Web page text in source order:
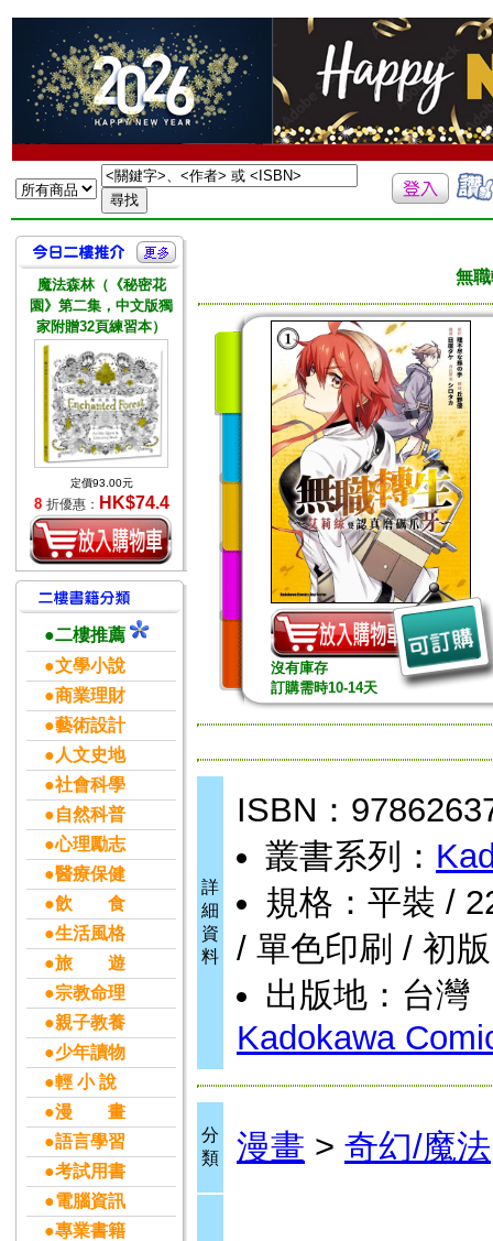
魔法森林（《秘密花
園》第二集，中文版獨
家附贈32頁練習本）
定價93.00元
8 折優惠： HK$74.4
●二樓推薦
●文學小說
●商業理財
●藝術設計
●人文史地
●社會科學
●自然科普
●心理勵志
●醫療保健
●飲 食
●生活風格
●旅 遊
●宗教命理
●親子教養
●少年讀物
●輕 小 說
●漫 畫
●語言學習
●考試用書
●電腦資訊
●專業書籍
無
沒有庫存
訂購需時10-14天
詳
細
資
料
ISBN：
叢書系列：
規格：平裝 /
/ 單色印刷 / 初版
出版地：台灣
Kadokawa
分
類
漫畫 > 奇幻/魔法